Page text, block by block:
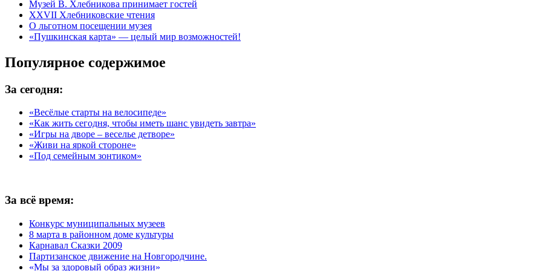
Музей В. Хлебникова принимает гостей
XXVII Хлебниковские чтения
О льготном посещении музея
«Пушкинская карта» — целый мир возможностей!
Популярное содержимое
За сегодня:
«Весёлые старты на велосипеде»
«Как жить сегодня, чтобы иметь шанс увидеть завтра»
«Игры на дворе – веселье детворе»
«Живи на яркой стороне»
«Под семейным зонтиком»
За всё время:
Конкурс муниципальных музеев
8 марта в районном доме культуры
Карнавал Сказки 2009
Партизанское движение на Новгородчине.
«Мы за здоровый образ жизни»